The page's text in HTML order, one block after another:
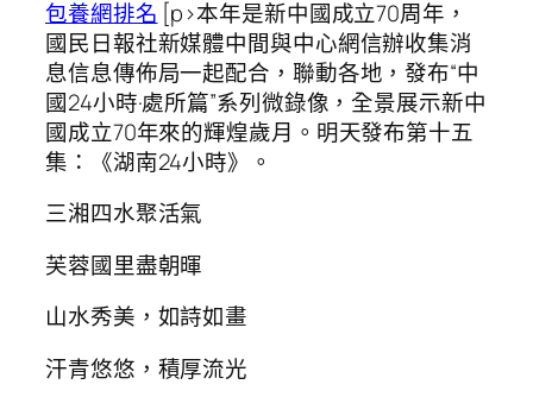
包養網排名 [p>本年是新中國成立70周年，
國民日報社新媒體中間與中心網信辦收集消
息信息傳佈局一起配合，聯動各地，發布“中
國24小時·處所篇”系列微錄像，全景展示新中
國成立70年來的輝煌歲月。明天發布第十五
集：《湖南24小時》。
三湘四水聚活氣
芙蓉國里盡朝暉
山水秀美，如詩如畫
汗青悠悠，積厚流光